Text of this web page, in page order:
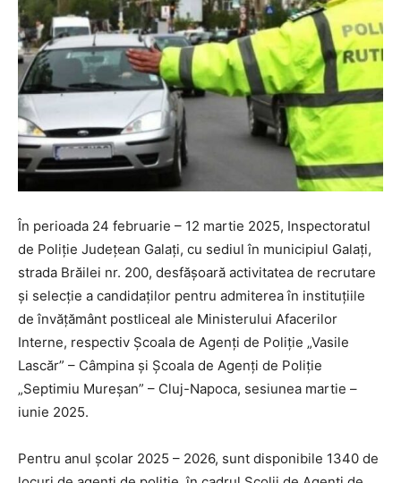
În perioada 24 februarie – 12 martie 2025, Inspectoratul
de Poliție Județean Galați, cu sediul în municipiul Galați,
strada Brăilei nr. 200, desfășoară activitatea de recrutare
și selecție a candidaților pentru admiterea în instituțiile
de învățământ postliceal ale Ministerului Afacerilor
Interne, respectiv Școala de Agenți de Poliție „Vasile
Lascăr” – Câmpina și Școala de Agenți de Poliție
„Septimiu Mureșan” – Cluj-Napoca, sesiunea martie –
iunie 2025.
Pentru anul școlar 2025 – 2026, sunt disponibile 1340 de